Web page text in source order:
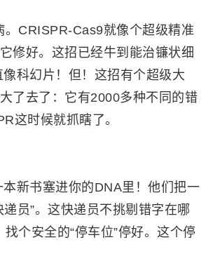
CRISPR-Cas9就像个超级精准
修好。这招已经牛到能治镰状细
科幻片！但！这招有个超级大
了去了：它有2000多种不同的错
这时候就抓瞎了。
新书塞进你的DNA里！他们把一
员”。这快递员不挑剔错字在哪
个安全的“停车位”停好。这个停